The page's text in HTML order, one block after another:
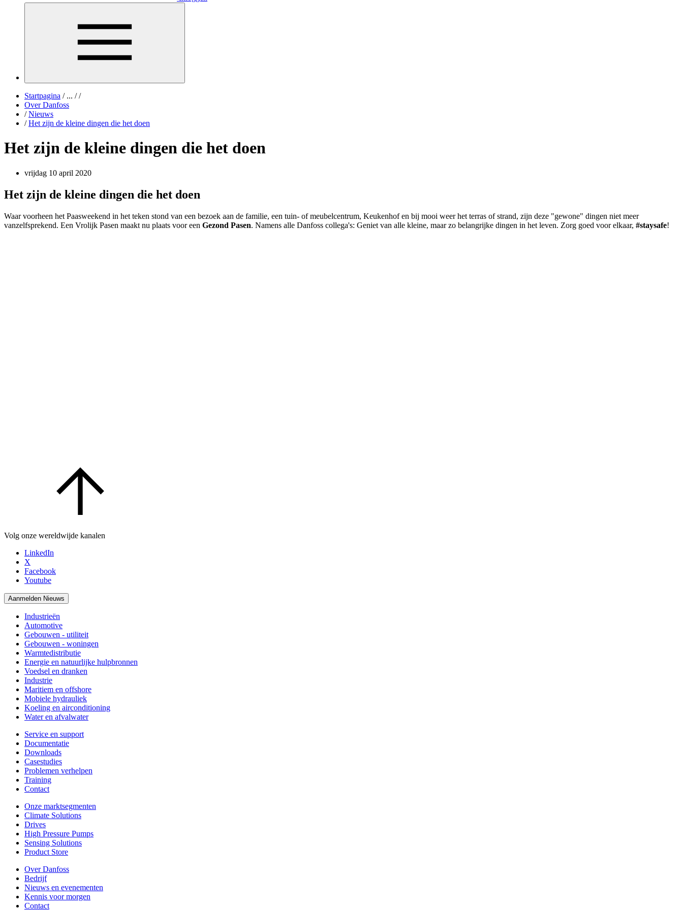
Startpagina /... / /
Over Danfoss
/ Nieuws
/ Het zijn de kleine dingen die het doen
Het zijn de kleine dingen die het doen
vrijdag 10 april 2020
Het zijn de kleine dingen die het doen
Waar voorheen het Paasweekend in het teken stond van een bezoek aan de familie, een tuin- of meubelcentrum, Keukenhof en bij mooi weer het terras of strand, zijn deze "gewone" dingen niet meer
vanzelfsprekend. Een Vrolijk Pasen maakt nu plaats voor een Gezond Pasen. Namens alle Danfoss collega's: Geniet van alle kleine, maar zo belangrijke dingen in het leven. Zorg goed voor elkaar, #staysafe!
Volg onze wereldwijde kanalen
LinkedIn
X
Facebook
Youtube
Aanmelden Nieuws
Industrieën
Automotive
Gebouwen - utiliteit
Gebouwen - woningen
Warmtedistributie
Energie en natuurlijke hulpbronnen
Voedsel en dranken
Industrie
Maritiem en offshore
Mobiele hydrauliek
Koeling en airconditioning
Water en afvalwater
Service en support
Documentatie
Downloads
Casestudies
Problemen verhelpen
Training
Contact
Onze marktsegmenten
Climate Solutions
Drives
High Pressure Pumps
Sensing Solutions
Product Store
Over Danfoss
Bedrijf
Nieuws en evenementen
Kennis voor morgen
Contact